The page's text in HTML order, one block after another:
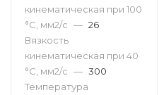
кинематическая при 100
°С, мм2/с — 26
Вязкость
кинематическая при 40
°С, мм2/с — 300
Температура